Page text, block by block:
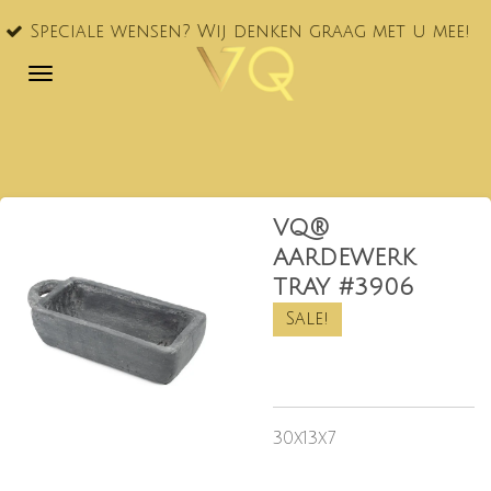
Ga
naar
wensen? Wij denken graag met u mee!
VQ®
AARDEWERK
TRAY #3906
Sale!
30x13x7